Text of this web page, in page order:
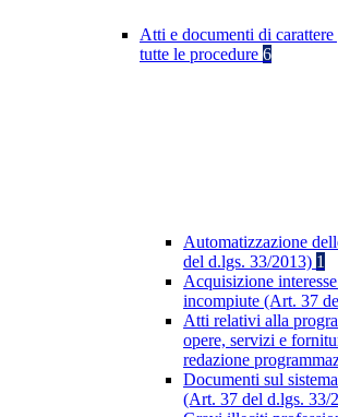
Atti e documenti di
tutte le procedure 6
Automatizzazione
del d.lgs. 33/2013) 1
Acquisizione
incompiute (Art. 37
Atti relativi alla
opere, servizi e
redazione
Documenti sul
(Art. 37 del d.lgs. 33/